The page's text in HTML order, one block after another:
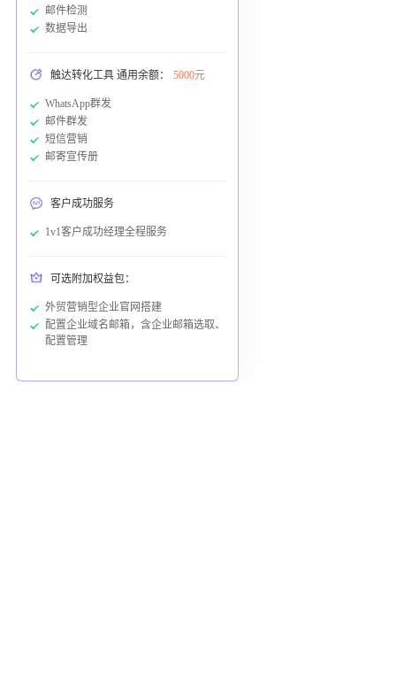
邮件检测
数据导出
触达转化工具 通用余额： 5000元
WhatsApp群发
邮件群发
短信营销
邮寄宣传册
客户成功服务
1v1客户成功经理全程服务
可选附加权益包：
外贸营销型企业官网搭建
配置企业域名邮箱，含企业邮箱选取、
配置管理